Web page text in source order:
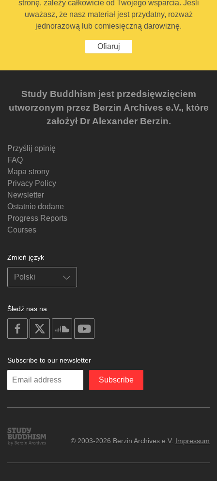
stronę, zależy całkowicie od Twojego wsparcia. Jeśli
uważasz, że nasz materiał jest przydatny, rozważ
jednorazową lub comiesięczną darowiznę.
Ofiaruj
Study Buddhism jest przedsięwzięciem
utworzonym przez Berzin Archives e.V., które
założył Dr Alexander Berzin.
Przyślij opinię
FAQ
Mapa strony
Privacy Policy
Newsletter
Ostatnio dodane
Progress Reports
Courses
Zmień język
Śledź nas na
on
facebook
soundcloud
Subscribe to our newsletter
Enter
Subscribe
Study
Buddhism
© 2003-2026 Berzin Archives e.V. Impressum